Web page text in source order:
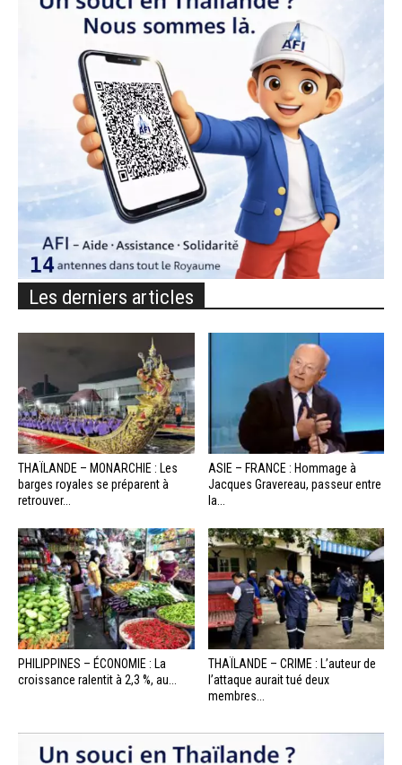
Les derniers articles
THAÏLANDE – MONARCHIE : Les
barges royales se préparent à
retrouver...
ASIE – FRANCE : Hommage à
Jacques Gravereau, passeur entre
la...
PHILIPPINES – ÉCONOMIE : La
croissance ralentit à 2,3 %, au...
THAÏLANDE – CRIME : L’auteur de
l’attaque aurait tué deux
membres...